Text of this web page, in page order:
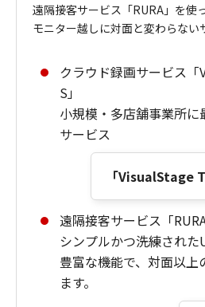
遠隔接客サービス「RURA」を使
モニター越しに対面と変わらない
クラウド録画サービス
S」
小規模・多店舗事業所
サービス
「VisualStage
遠隔接客サービス「RURA
シンプルかつ洗練され
豊富な機能で、対面以上
ます。